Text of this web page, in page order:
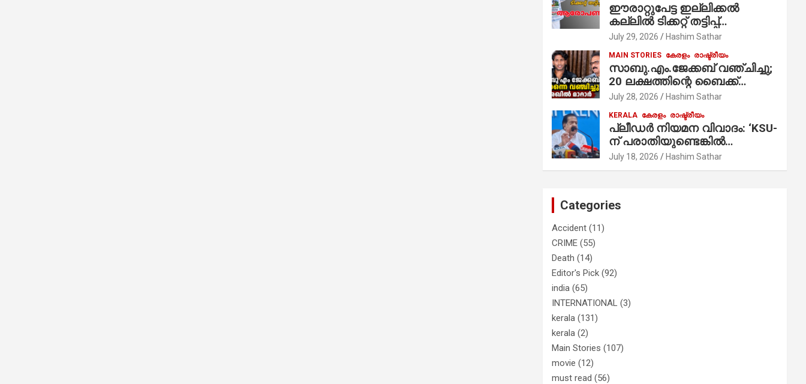
ഈരാറ്റുപേട്ട ഇല്ലിക്കൽ
കല്ലിൽ ടിക്കറ്റ് തട്ടിപ്പ്
ആരോപണം;
July 29, 2026 Hashim Sathar
MAIN STORIES കേരളം രാഷ്ട്രീയം
സാബു.എം.ജേക്കബ് വഞ്ചിച്ചു;
20 ലക്ഷത്തിന്റെ ബൈക്ക്
വിറ്റാണ് തൃക്കാക്കരയില്‍
മത്സരിച്ചത്! പ്രചാരണത്തിന്
രണ്ടേ രണ്ടുപേര്‍ മാത്രമാണ്
ഉണ്ടായിരുന്നത്; സാബുവിന്റേത്
വ്യക്തിപരമായ നേട്ടത്തിനുള്ള
പാര്‍ട്ടി; ഇപ്പോള്‍ ഫോണ്‍
വിളിച്ചാല്‍ എടുക്കില്ല;
ദുരനുഭവങ്ങള്‍ തുറന്നടിച്ച്
അഖില്‍ മാരാര്‍ ട്വന്റി 20 വിട്ടു
July 28, 2026 Hashim Sathar
KERALA കേരളം രാഷ്ട്രീയം
പ്ലീഡർ നിയമന വിവാദം: ‘KSU-
ന് പരാതിയുണ്ടെങ്കിൽ
പരിശോധിക്കും’; രമേശ്
ചെന്നിത്തല
July 18, 2026 Hashim Sathar
Categories
Accident (11)
CRIME (55)
Death (14)
Editor's Pick (92)
india (65)
INTERNATIONAL (3)
kerala (131)
kerala (2)
Main Stories (107)
movie (12)
must read (56)